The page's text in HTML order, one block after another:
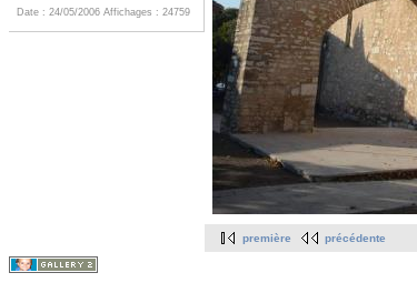
Date : 24/05/2006 Affichages : 24759
première précédente